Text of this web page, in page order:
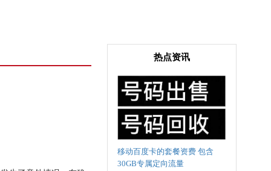
热点资讯
移动百度卡的套餐资费 包含
30GB专属定向流量